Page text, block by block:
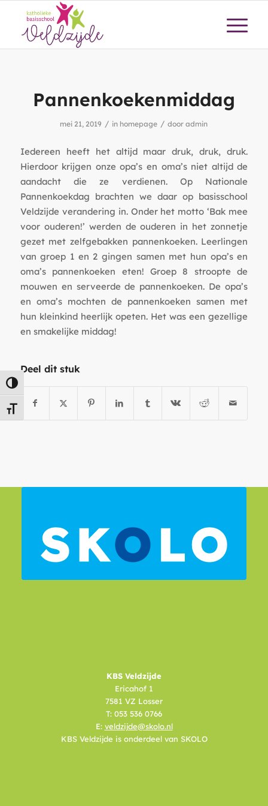
Keuze voor hoog contrast
Kies grootte van het lettertype
Pannenkoekenmiddag
mei 21, 2019 / in homepage / dooradmin
Iedereen heeft het altijd maar druk, druk, druk.
Hierdoor krijgen onze opa’s en oma’s niet altijd de
aandacht die ze verdienen. Op Nationale
Pannenkoekdag brachten we daar op basisschool
Veldzijde verandering in. Onder het motto ‘Bak mee
voor ouderen!’ werden de ouderen in het zonnetje
gezet met zelfgebakken pannenkoeken. Leerlingen
van groep 1 en 2 gingen samen met hun opa’s en
oma’s pannenkoeken eten! Groep 8 stroopte de
mouwen en serveerde de pannenkoeken. De opa’s
en oma’s mochten de pannenkoeken samen met
hun kleinkind heerlijk opeten. Het was een gezellige
en smakelijke middag!
Deel dit stuk
KBS Veldzijde
Ericahof 1
7581 VZ Losser
T: 053 536 0766
E: veldzijde@skolo.nl
KBS Veldzijde is onderdeel van SKOLO